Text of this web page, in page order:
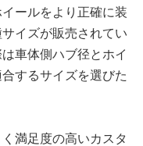
ールをより正確に装
イズが販売されてい
車体側ハブ径とホイ
するサイズを選びた
満足度の高いカスタ